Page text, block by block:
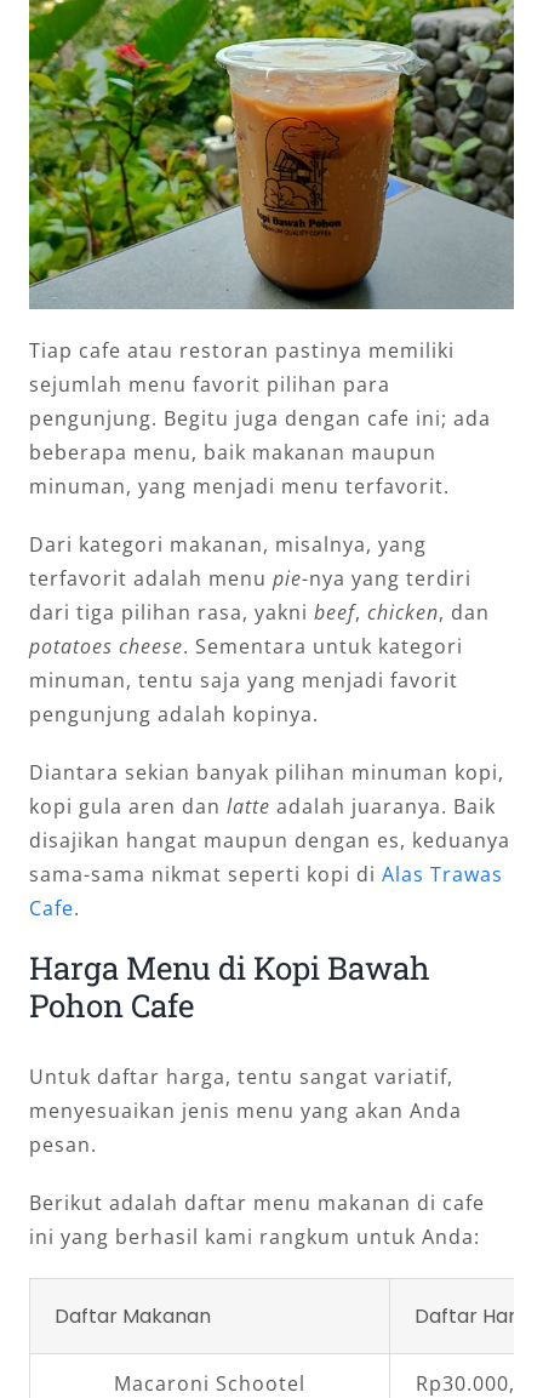
Tiap cafe atau restoran pastinya memiliki
sejumlah menu favorit pilihan para
pengunjung. Begitu juga dengan cafe ini; ada
beberapa menu, baik makanan maupun
minuman, yang menjadi menu terfavorit.
Dari kategori makanan, misalnya, yang
terfavorit adalah menu pie-nya yang terdiri
dari tiga pilihan rasa, yakni beef, chicken, dan
potatoes cheese. Sementara untuk kategori
minuman, tentu saja yang menjadi favorit
pengunjung adalah kopinya.
Diantara sekian banyak pilihan minuman kopi,
kopi gula aren dan latte adalah juaranya. Baik
disajikan hangat maupun dengan es, keduanya
sama-sama nikmat seperti kopi di Alas Trawas
Cafe.
Harga Menu di Kopi Bawah
Pohon Cafe
Untuk daftar harga, tentu sangat variatif,
menyesuaikan jenis menu yang akan Anda
pesan.
Berikut adalah daftar menu makanan di cafe
ini yang berhasil kami rangkum untuk Anda:
Daftar Makanan Daftar Harga
Macaroni Schootel Rp30.000,00